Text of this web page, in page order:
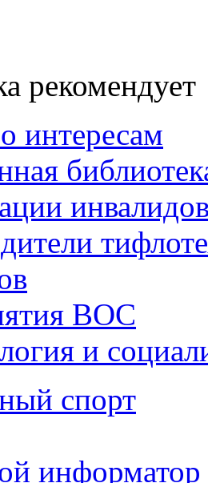
рекомендует
интересам
ВОС
и
спорт
информатор